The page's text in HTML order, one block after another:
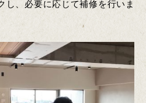
し、必要に応じて補修を行いま